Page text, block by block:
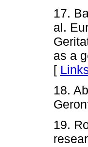
17.
al.
as a
[
18.
19.